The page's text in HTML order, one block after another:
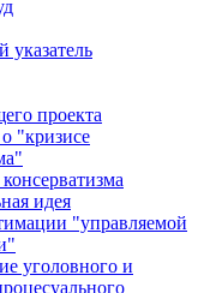
проекта
"кризисе
идея
"управляемой
уголовного и